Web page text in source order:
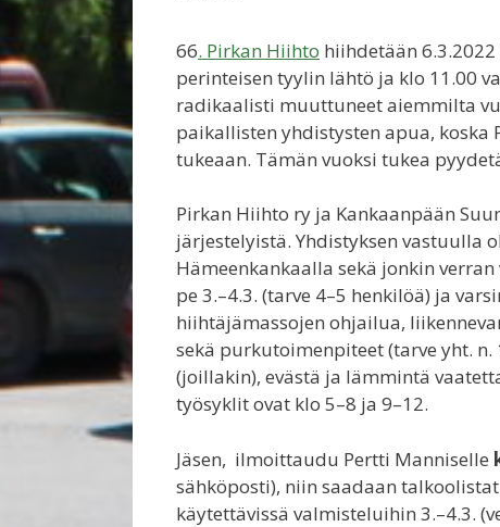
66. Pirkan Hiihto hiihdetään
perinteisen tyylin lähtö ja klo 11.00
radikaalisti muuttuneet aiemmilta
paikallisten yhdistysten apua,
tukeaan. Tämän vuoksi tukea
Pirkan Hiihto ry ja Kankaanpään
järjestelyistä. Yhdistyksen vastuulla
Hämeenkankaalla sekä jonkin
pe 3.–4.3. (tarve 4–5 henkilöä) ja
hiihtäjämassojen ohjailua,
sekä purkutoimenpiteet (tarve yht.
(joillakin), evästä ja lämmintä
työsyklit ovat klo 5–8 ja 9–12.
Jäsen, ilmoittaudu Pertti Manniselle
sähköposti), niin saadaan
käytettävissä valmisteluihin 3.–4.3.